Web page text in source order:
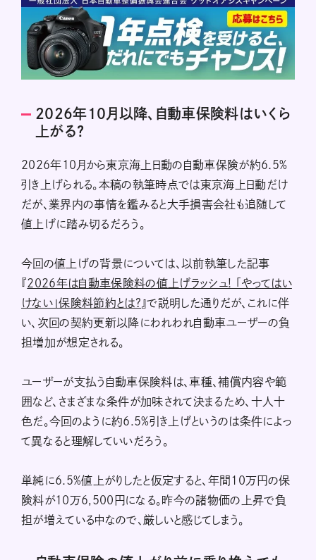
2026年10月以降、自動車保険料はいくら
上がる?
2026年10月から東京海上日動の自動車保険が約6.5%
引き上げられる。本稿の執筆時点では東京海上日動だけ
だが、業界内の事情を鑑みると大手損害会社も追随して
値上げに踏み切るだろう。
今回の値上げの背景については、以前執筆した記事
『2026年は自動車保険料の値上げラッシュ! 「やってはい
けない」保険料節約とは? 』で説明した通りだが、これに伴
い、次回の契約更新以降にわれわれ自動車ユーザーの負
担増加が想定される。
ユーザーが支払う自動車保険料は、車種、補償内容や範
囲など、さまざまな条件が加味されて決まるため、十人十
色だ。今回のように約6.5%引き上げというのは条件によっ
て異なると理解していいだろう。
単純に6.5%値上がりしたと仮定すると、年間10万円の保
険料が10万6,500円になる。昨今の諸物価の上昇で負
担が増えている中なので、厳しいと感じてしまう。